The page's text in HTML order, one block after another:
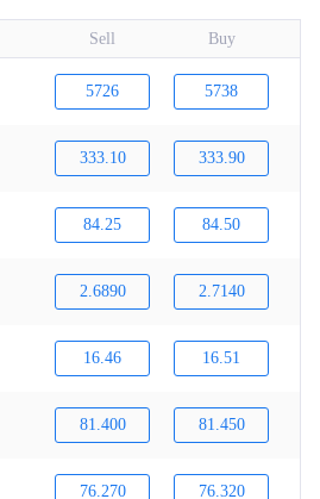
Sell Buy
5726 5738
333.10 333.90
84.25 84.50
2.6890 2.7140
16.46 16.51
81.400 81.450
76.270 76.320